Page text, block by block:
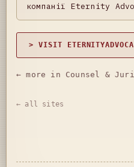
компанії Eternity
> VISIT
← more in Counsel &
← all sites